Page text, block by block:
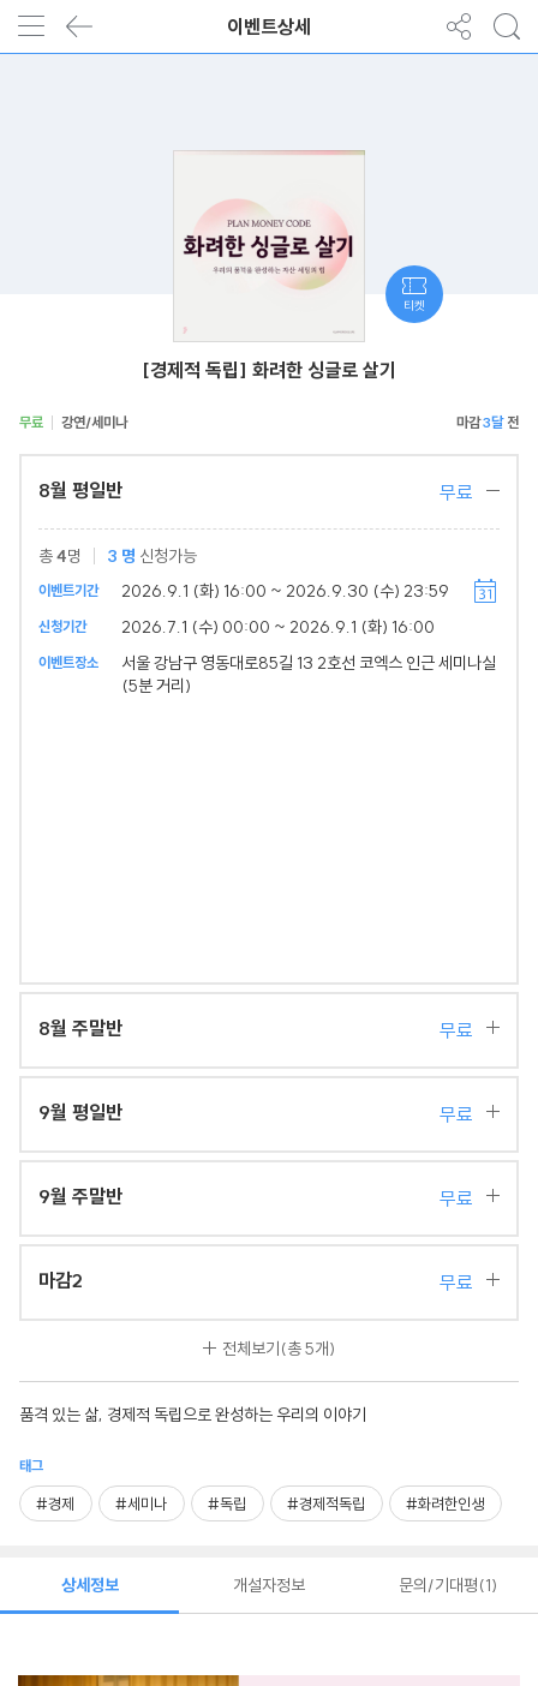
이벤트상세
[경제적 독립] 화려한 싱글로 살기
무료 강연/세미나 3달
8월 평일반 무료
총4명 3 명 신청가능
이벤트기간 2026.9.1 (화) 16:00 ~ 2026.9.30 (수) 23:59
신청기간 2026.7.1 (수) 00:00 ~ 2026.9.1 (화) 16:00
이벤트장소
서울 강남구 영동대로85길 13 2호선 코엑스 인근 세미나실
(5분 거리)
8월 주말반 무료
9월 평일반 무료
9월 주말반 무료
마감2 무료
전체보기(총 5개)
품격 있는 삶, 경제적 독립으로 완성하는 우리의 이야기
태그
#경제 #세미나 #독립 #경제적독립 #화려한인생
티켓
상세정보 개설자정보 문의/기대평 1